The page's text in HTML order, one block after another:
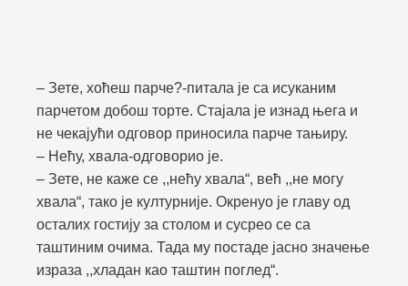
– Зете, хоћеш парче?-питала је са исуканим
парчетом добош торте. Стајала је изнад њега и
не чекајући одговор приносила парче тањиру.
– Нећу, хвала-одговорио је.
– Зете, не каже се ,,нећу хвала“, већ ,,не могу
хвала“, тако је културније. Окренуо је главу од
осталих гостију за столом и сусрео се са
таштиним очима. Тада му постаде јасно значење
израза ,,хладан као таштин поглед“.